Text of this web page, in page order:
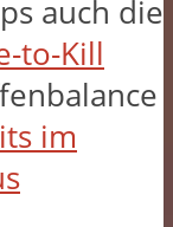
auch die
to-Kill
im